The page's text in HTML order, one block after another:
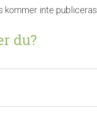
kommer inte publiceras.
du?